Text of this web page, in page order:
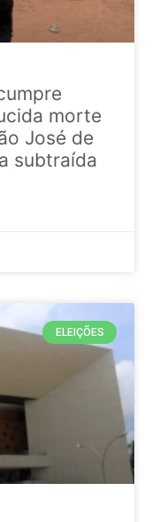
morte
José de
subtraída
ELEIÇÕES